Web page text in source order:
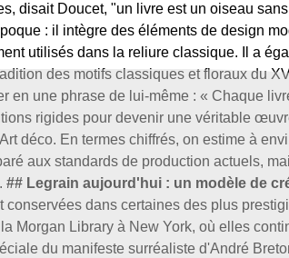
disait Doucet, "un livre est un oiseau
: il intègre des éléments de design
utilisés dans la reliure classique. Il a
des motifs classiques et floraux du
en une phrase de lui-même : « Chaque
rigides pour devenir une véritable
déco. En termes chiffrés, on estime à
aux standards de production actuels,
## Legrain aujourd'hui : un modèle de
dans certaines des plus
Morgan Library à New York, où elles
du manifeste surréaliste d'André